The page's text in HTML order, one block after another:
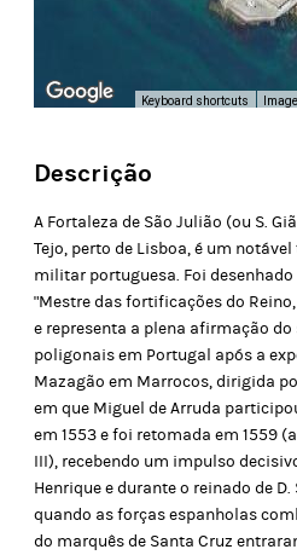
Keyboard shortcuts
Descrição
A Fortaleza de São Julião (ou S.
Tejo, perto de Lisboa, é um
militar portuguesa. Foi
"Mestre das fortificações do
e representa a plena afirmação
poligonais em Portugal após a
Mazagão em Marrocos, dirigida
em que Miguel de Arruda
em 1553 e foi retomada em 1559
III), recebendo um impulso
Henrique e durante o reinado de
quando as forças espanholas
do marquês de Santa Cruz